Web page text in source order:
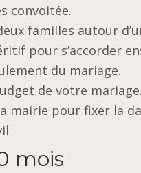
convoitée.
familles autour
pour s’accorder
du mariage.
de votre mariage.
mairie pour fixer la
mois